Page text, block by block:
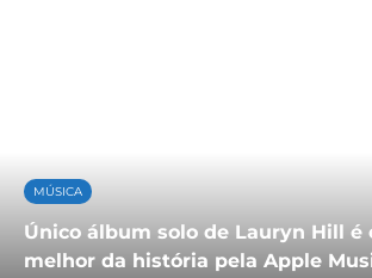
MÚSICA
Único álbum solo de Lauryn Hill é
melhor da história pela Apple